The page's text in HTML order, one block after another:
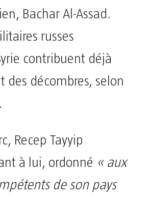
Bachar Al-Assad.
russes
contribuent déjà
des décombres, selon
Recep Tayyip
à lui, ordonné « aux
de son pays